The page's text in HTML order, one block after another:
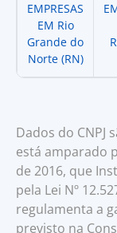
EMPRESAS
EM Rio
Grande do
Norte (RN)
Dados do CNPJ
está amparado
de 2016, que
pela Lei Nº
regulamenta a
previsto na